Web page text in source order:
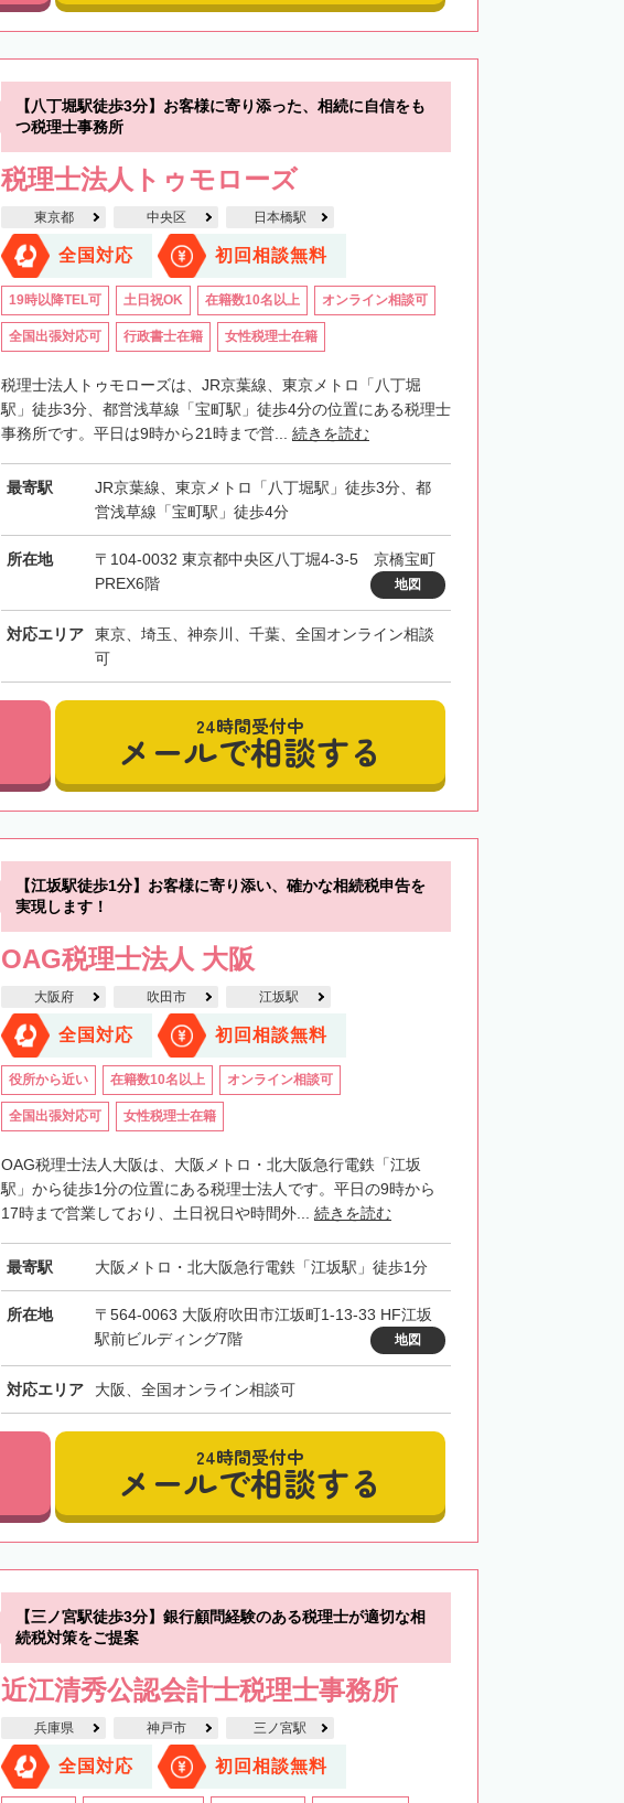
【八丁堀駅徒歩3分】お客様に寄り添った、相続に自信をも
つ税理士事務所
税理士法人トゥモローズ
東京都 中央区 日本橋駅
全国対応 初回相談無料
19時以降TEL可 土日祝OK 在籍数10名以上 オンライン相談可
全国出張対応可 行政書士在籍 女性税理士在籍
税理士法人トゥモローズは、JR京葉線、東京メトロ「八丁堀
駅」徒歩3分、都営浅草線「宝町駅」徒歩4分の位置にある税理士
事務所です。平日は9時から21時まで営... 続きを読む
最寄駅
JR京葉線、東京メトロ「八丁堀駅」徒歩3分、都
営浅草線「宝町駅」徒歩4分
所在地
〒104-0032 東京都中央区八丁堀4-3-5 京橋宝町
PREX6階
地図
対応エリア
東京、埼玉、神奈川、千葉、全国オンライン相談
可
24時間受付中
メールで相談する
【江坂駅徒歩1分】お客様に寄り添い、確かな相続税申告を
実現します！
OAG税理士法人 大阪
大阪府 吹田市 江坂駅
全国対応 初回相談無料
役所から近い 在籍数10名以上 オンライン相談可
全国出張対応可 女性税理士在籍
OAG税理士法人大阪は、大阪メトロ・北大阪急行電鉄「江坂
駅」から徒歩1分の位置にある税理士法人です。平日の9時から
17時まで営業しており、土日祝日や時間外... 続きを読む
最寄駅 大阪メトロ・北大阪急行電鉄「江坂駅」徒歩1分
所在地
〒564-0063 大阪府吹田市江坂町1-13-33 HF江坂
駅前ビルディング7階
地図
対応エリア 大阪、全国オンライン相談可
24時間受付中
メールで相談する
【三ノ宮駅徒歩3分】銀行顧問経験のある税理士が適切な相
続税対策をご提案
近江清秀公認会計士税理士事務所
兵庫県 神戸市 三ノ宮駅
全国対応 初回相談無料